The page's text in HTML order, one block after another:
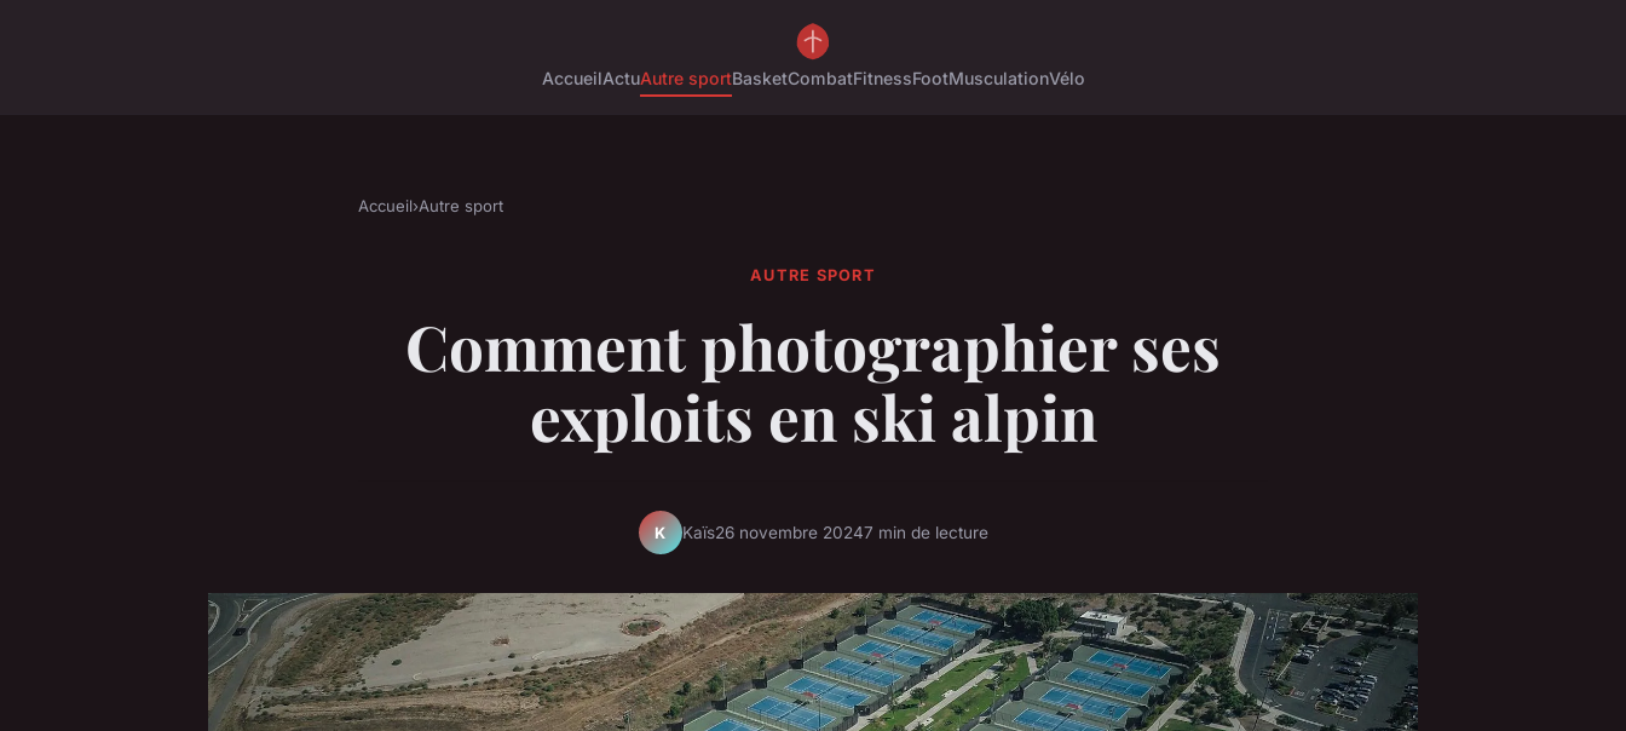
AccueilActuAutre sportBasketCombatFitnessFootMusculationVélo
Accueil›Autre sport
AUTRE SPORT
Comment photographier ses
exploits en ski alpin
K Kaïs26 novembre 20247 min de lecture